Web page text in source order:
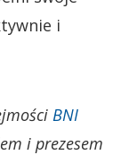
i
BNI
i prezesem